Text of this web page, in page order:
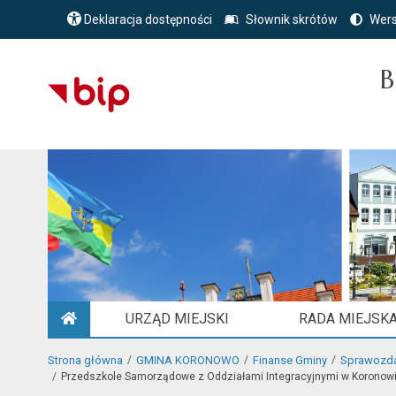
Deklaracja dostępności Słownik skrótów
URZĄD MIEJSKI RADA
Strona główna GMINA KORONOWO Finanse Gminy
Przedszkole Samorządowe z Oddziałami Integracyjnymi w